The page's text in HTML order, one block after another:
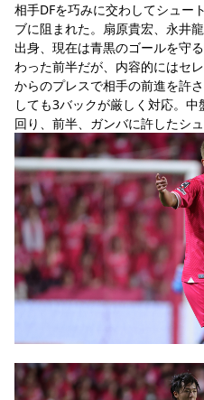
相手DFを巧みに交わしてシュー
ブに阻まれた。扇原貴宏、永井
出身、現在は青黒のゴールを守
わった前半だが、内容的にはセ
からのプレスで相手の前進を許
しても3バックが厳しく対応。
回り、前半、ガンバに許したシ